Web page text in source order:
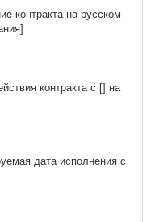
контракта на русском
контракта с [] на
дата исполнения с